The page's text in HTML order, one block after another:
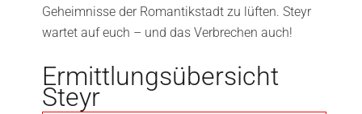
Geheimnisse der Romantikstadt zu lüften. Steyr
wartet auf euch – und das Verbrechen auch!
Ermittlungsübersicht
Steyr